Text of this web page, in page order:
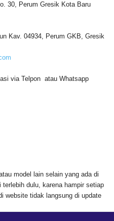
30, Perum Gresik Kota Baru
Kav. 04934, Perum GKB, Gresik
via Telpon atau Whatsapp
model lain selain yang ada di
dulu, karena hampir setiap
website tidak langsung di update